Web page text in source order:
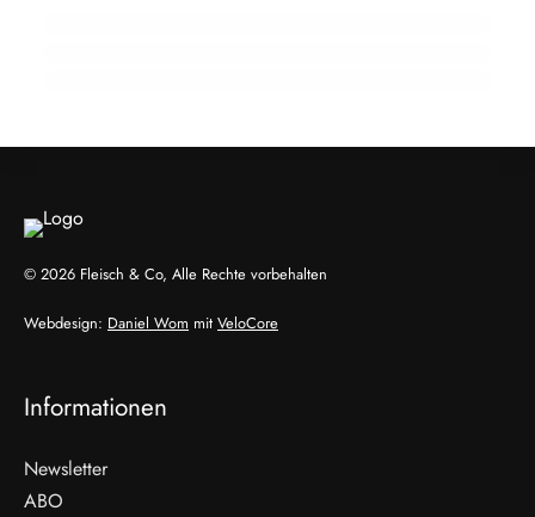
© 2026 Fleisch & Co, Alle Rechte vorbehalten
Webdesign: Daniel Wom mit VeloCore
Informationen
Newsletter
ABO